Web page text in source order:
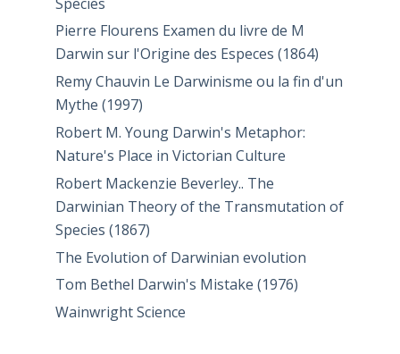
Pierre Flourens Examen du livre de M
Darwin sur l'Origine des Especes (1864)
Remy Chauvin Le Darwinisme ou la fin d'un
Mythe (1997)
Robert M. Young Darwin's Metaphor:
Nature's Place in Victorian Culture
Robert Mackenzie Beverley.. The
Darwinian Theory of the Transmutation of
Species (1867)
The Evolution of Darwinian evolution
Tom Bethel Darwin's Mistake (1976)
Wainwright Science